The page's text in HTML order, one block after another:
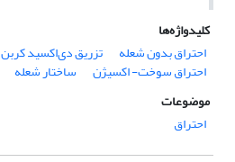
کلیدواژه‌ها
احتراق بدون شعله
تزریق دی‌اکسید کربن
احتراق سوخت- اکسیژن
ساختار شعله
موضوعات
احتراق